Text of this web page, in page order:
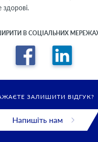
здорові.
В СОЦІАЛЬНИХ
ЗАЛИШИТИ ВІДГУК?
Напишіть нам